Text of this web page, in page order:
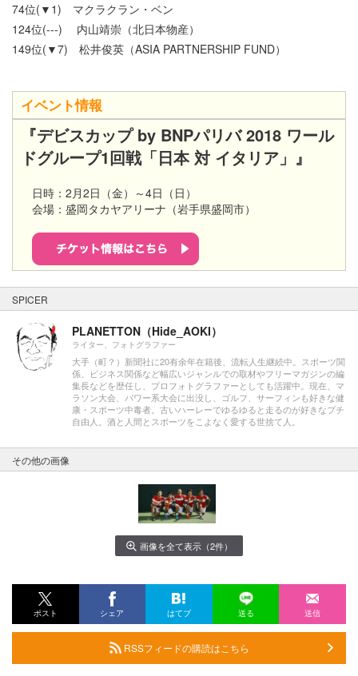
74位(▼1) マクラクラン・ベン
124位(---) 内山靖崇（北日本物産）
149位(▼7) 松井俊英（ASIA PARTNERSHIP FUND）
イベント情報
『デビスカップ by BNPパリバ 2018 ワール
ドグループ1回戦「日本 対 イタリア」 』
日時： 2月2日（金）～4日（日）
会場： 盛岡タカヤアリーナ（岩手県盛岡市）
SPICER
PLANETTON（Hide_AOKI）
ライター、フォトグラファー
大手（町？）新聞社に20有余年在籍後、流転人生継続中。スポーツ関
係、ビジネス関係など幅広いジャンルでの取材やフリーマガジンの編
集長などを歴任し、プロフォトグラファーとしても活躍中。現在、マ
ラソン大会、パワー系大会に出没し、ゴルフ、サーフィンも好きな健
康・スポーツ中毒者。古いハーレーでゆるゆると走るのが好きなプチ
自由人。酒と人間とスポーツをこよなく愛する世捨て人。
その他の画像
画像を全て表示（2件）
ポスト シェア はてブ 送る 送信
RSSフィードの購読はこちら